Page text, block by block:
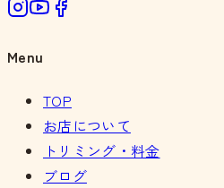
Menu
TOP
お店について
トリミング・料金
ブログ